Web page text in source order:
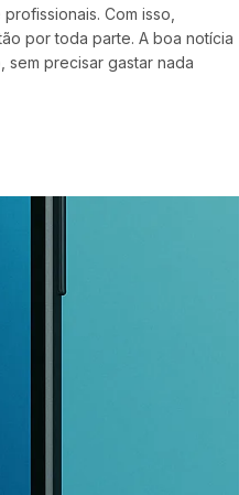
Com isso,
por toda parte. A boa notícia
precisar gastar nada